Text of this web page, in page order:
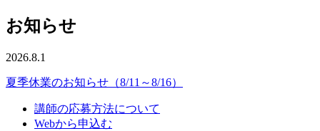
お知らせ
2026.8.1
夏季休業のお知らせ（8/11～8/16）
講師の応募方法について
Webから申込む